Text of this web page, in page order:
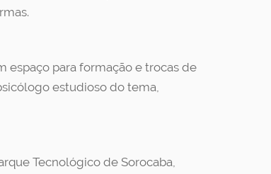
espaço para formação e trocas de
estudioso do tema,
Tecnológico de Sorocaba,